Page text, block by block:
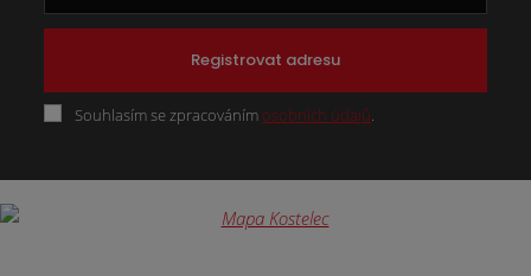
Registrovat adresu
Souhlasím se zpracováním osobních údajů